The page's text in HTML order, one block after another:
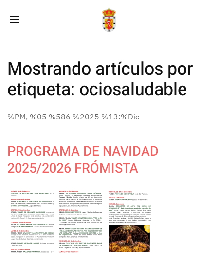
Mostrando artículos por
etiqueta: ociosaludable
%PM, %05 %586 %2025 %13:%Dic
PROGRAMA DE NAVIDAD
2025/2026 FRÓMISTA